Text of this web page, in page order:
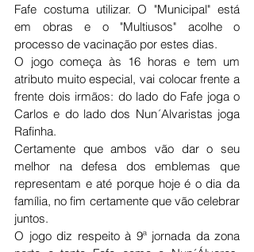
Fafe costuma utilizar. O "Municipal" está
em obras e o "Multiusos" acolhe o
processo de vacinação por estes dias.
O jogo começa às 16 horas e tem um
atributo muito especial, vai colocar frente a
frente dois irmãos: do lado do Fafe joga o
Carlos e do lado dos Nun´Alvaristas joga
Rafinha.
Certamente que ambos vão dar o seu
melhor na defesa dos emblemas que
representam e até porque hoje é o dia da
família, no fim certamente que vão celebrar
juntos.
O jogo diz respeito à 9ª jornada da zona